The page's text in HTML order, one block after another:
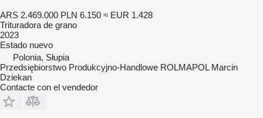
ARS 2.469.000 PLN 6.150 ≈ EUR 1.428
Trituradora de grano
2023
Estado nuevo
Polonia, Słupia
Przedsiębiorstwo Produkcyjno-Handlowe ROLMAPOL Marcin
Dziekan
Contacte con el vendedor